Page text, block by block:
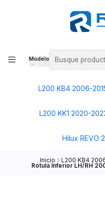
Modelo
L200 KB4 2006-
L200 KK1 2020-
Hilux REVO
Inicio L200 KB4
Rótula Inferior LH/RH